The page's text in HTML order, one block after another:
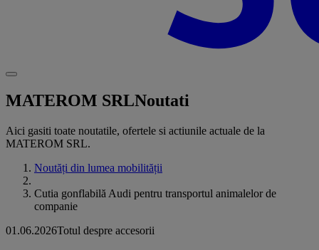
MATEROM SRLNoutati
Aici gasiti toate noutatile, ofertele si actiunile actuale de la
MATEROM SRL.
Noutăți din lumea mobilității
Cutia gonflabilă Audi pentru transportul animalelor de
companie
01.06.2026Totul despre accesorii